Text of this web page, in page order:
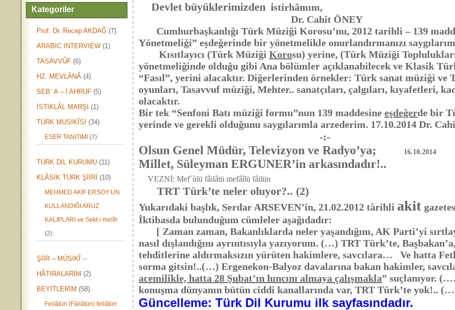
Kategoriler
Prof. Dr. Recep AKDAĞ (7)
ARABIC INTERVIEW (1)
TASAVVÛF (6)
HZ. MEVLÂNÂ (4)
SEB` A – İ AHRUF (5)
İSTİKLÂL MARŞI (1)
TÜRK MUSIKÎSİ (34)
ESER TANITIMI (7)
TÜRK DİL KURUMU (11)
KLÂSİK TÜRK ŞİİRİ (10)
MEHMED AKİF ERSOY’UN
KULLANDIĞI ARUZ
KALIPLARI ve Sekt-i melîh
(2)
ŞİİR – MÙSIKÎ –
HÂTIRALARIM (2)
BEYİTLERİM (58)
Feilâtün (Fâilâtün) feilâtün
Devlet büyüklerimizden istirhâmım,
Dr. Cahit ÖNEY
Cumhurbaşkanlığı Türk Müziği Korosu’nu, 2012 tarihli – 139
Yönetmeliği” eşdeğerinde bir yönetmelikle onurlandırmanızı
Kısıtlayıcı (Türk MüziğiKorosu) yerine, (Türk Müziği
yönetmeliğinde olduğu gibi Ana bölümler açıklanabilecek ve Klasik
“Fasıl”, yerini alacaktır. Diğerlerinden örnekler: Türk sanat müziği
oyunları, Tasavvuf müziği, Mehter.. sanatçıları, çalgıları, kıyafetleri,
olacaktır.
Bir tek “Senfoni Batı müziği formu”nun 139 maddesineeşdeğerde bir
yerinde ve gerekli olduğunu saygılarımla arzederim. 17.10.2014 Dr.
-:-
Olsun Genel Müdür, Televizyon ve Radyo’ya; 16.10.2014
Millet, Süleyman ERGUNER’in arkasındadır!..
VEZNİ: Mef´ùlü fâilâtü mefâîlü fâilün
TRT Türk’te neler oluyor?.. (2)
Yukarıdaki başlık, Serdar ARSEVEN’in, 21.02.2012 târihli akit
İktibasda bulunduğum cümleler aşağıdadır:
[ Zaman zaman, Bakanlıklarda neler yaşandığını, AK Parti’yi
nasıl dışlandığını ayrıntısıyla yazıyorum. (…) TRT Türk’te,
tehditlerine aldırmaksızın yürüten hakimlere, savcılara… Ve hatta
sorma gitsin!..(…) Ergenekon-Balyoz davalarına bakan hakimler,
acemilikle, hatta 28 Şubat’ın hıncını almaya çalışmakla” suçlanıyor.
konuşma dünyanın bütün ciddi kanallarında var, TRT Türk’te yok!..
Güncelleme: Türk Dil Kurumu ilk sayfasındadır.